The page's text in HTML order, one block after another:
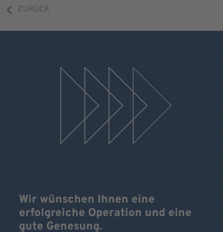
ZURÜCK
Wir wünschen Ihnen eine
erfolgreiche Operation und eine
gute Genesung.